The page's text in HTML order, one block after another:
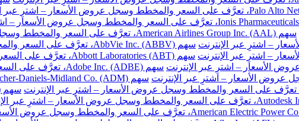
سهم American Airlines Group Inc. (AAL)، تعرَّف على السعر والمخطط وسجل عروض الأسعار – اشترِ عبر الإنترنت
سهم AbbVie Inc. (ABBV)، تعرَّف على السعر والمخطط وسجل عروض الأسعار – اشترِ عبر الإنترنت
سهم Abbott Laboratories (ABT)، تعرَّف على السعر والمخطط وسجل عروض الأسعار – اشترِ عبر الإنترنت
سهم Adobe Inc. (ADBE)، تعرَّف على السعر والمخطط وسجل عروض الأسعار – اشترِ عبر الإنترنت